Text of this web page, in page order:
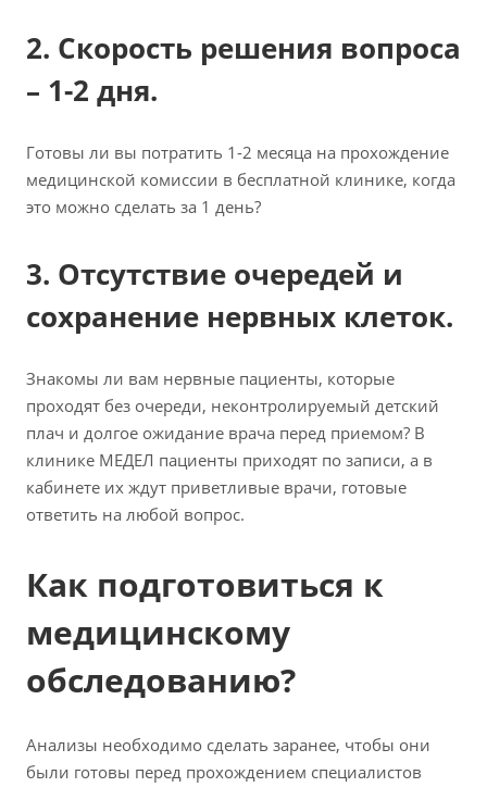
2. Скорость решения вопроса
– 1-2 дня.
Готовы ли вы потратить 1-2 месяца на прохождение
медицинской комиссии в бесплатной клинике, когда
это можно сделать за 1 день?
3. Отсутствие очередей и
сохранение нервных клеток.
Знакомы ли вам нервные пациенты, которые
проходят без очереди, неконтролируемый детский
плач и долгое ожидание врача перед приемом? В
клинике МЕДЕЛ пациенты приходят по записи, а в
кабинете их ждут приветливые врачи, готовые
ответить на любой вопрос.
Как подготовиться к
медицинскому
обследованию?
Анализы необходимо сделать заранее, чтобы они
были готовы перед прохождением специалистов